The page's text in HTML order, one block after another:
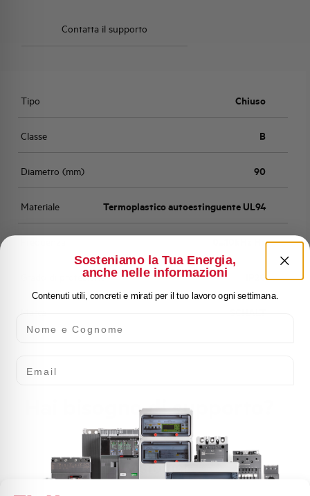
Contatta il supporto
Tipo Chiuso
Classe B
Diametro (mm) 90
Materiale Termoplastico autoestinguente UL94
0...10kHz Hz
Grado di protezione IP20
Hai bisogno di supporto?
Customer
Care
Sosteniamo la Tua Energia,
anche nelle informazioni
Contenuti utili, concreti e mirati per il tuo lavoro ogni settimana.